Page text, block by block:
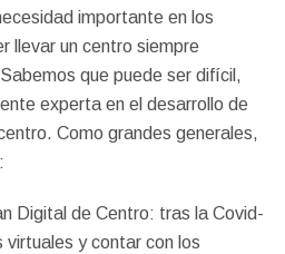
importante en los
llevar un centro siempre
que puede ser difícil,
experta en el desarrollo de
Como grandes generales,
Digital de Centro: tras la Covid-
virtuales y contar con los